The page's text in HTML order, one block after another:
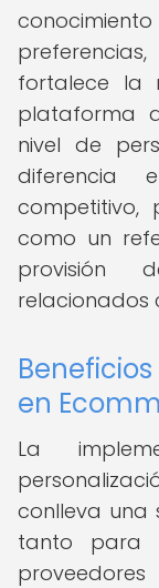
fortalece la
plataforma
nivel de
diferencia
competitivo,
como un
provisión
relacionados
en
La
conlleva una
tanto para